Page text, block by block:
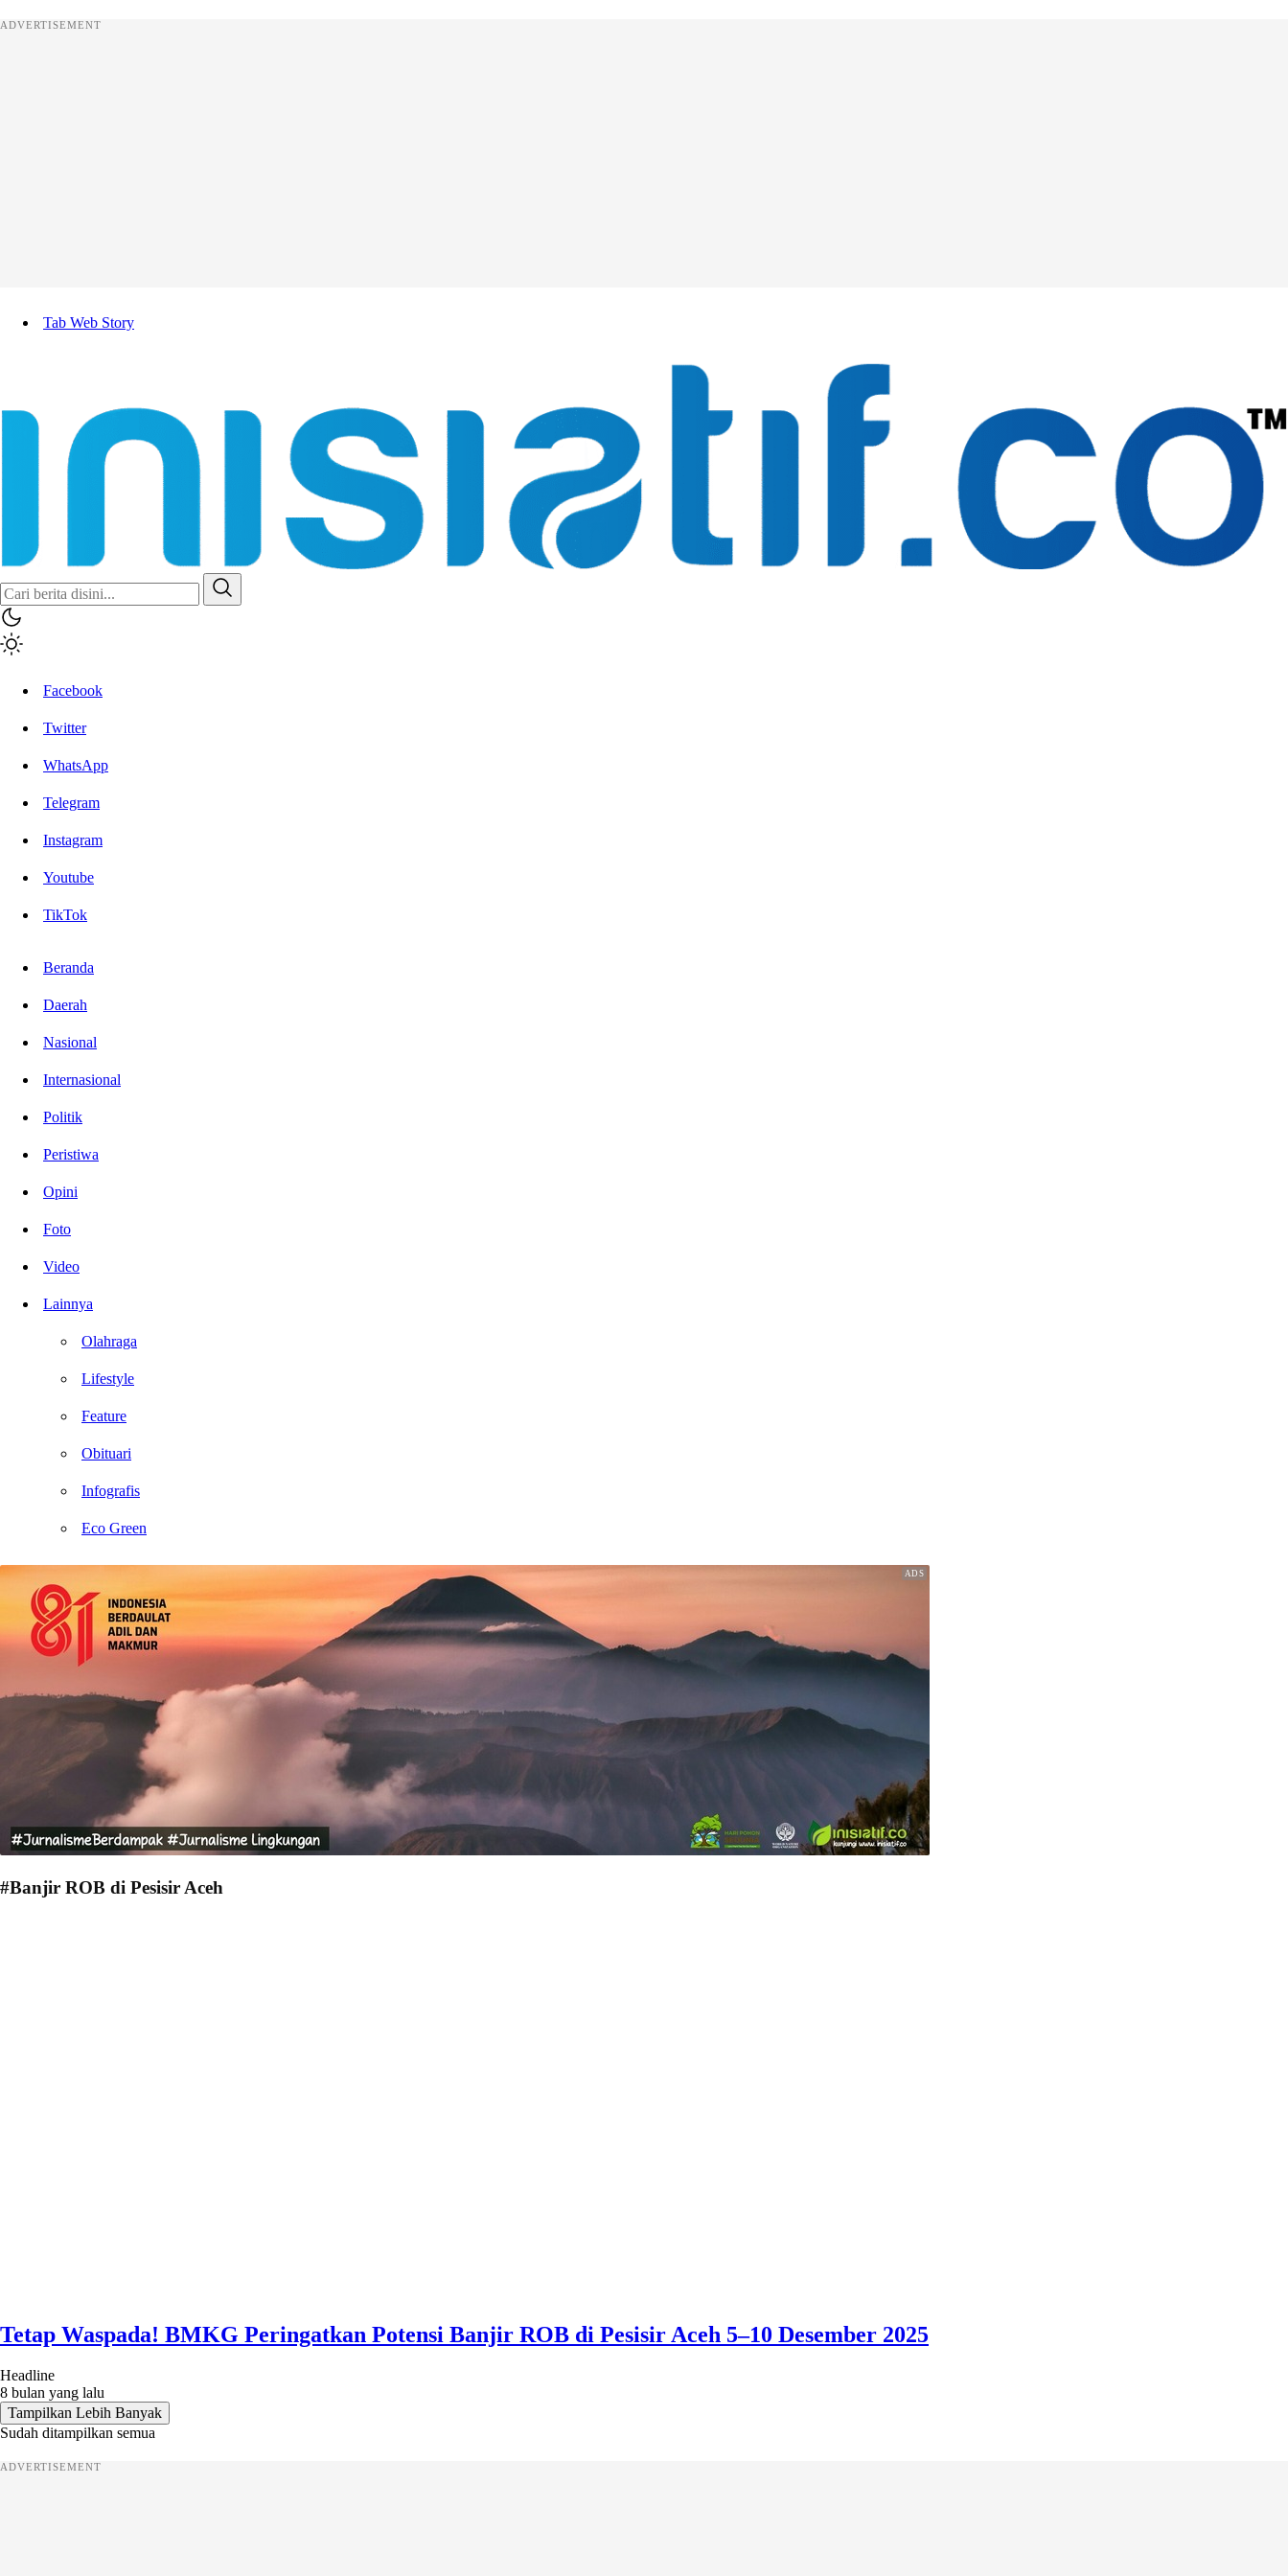
ADVERTISEMENT
Tab Web Story
Inisiatif.co
Stay Connected Stay Informed
Facebook
Twitter
WhatsApp
Telegram
Instagram
Youtube
TikTok
Beranda
Daerah
Nasional
Internasional
Politik
Peristiwa
Opini
Foto
Video
Lainnya
Olahraga
Lifestyle
Feature
Obituari
Infografis
Eco Green
#Banjir ROB di Pesisir Aceh
Tetap Waspada! BMKG Peringatkan Potensi Banjir ROB di Pesisir Aceh 5–10 Desember 2025
Headline
8 bulan yang lalu
Tampilkan Lebih Banyak
Sudah ditampilkan semua
ADVERTISEMENT